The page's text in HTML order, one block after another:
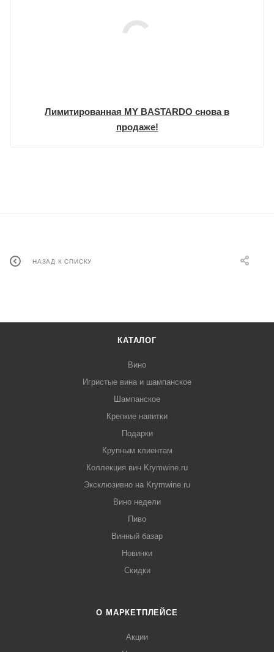
Лимитированная MY BASTARDO снова в
продаже!
НАЗАД К СПИСКУ
КАТАЛОГ
Вино
Игристые вина и шампанское
Шампанское
Крепкие напитки
Подарки
Крупным клиентам
Коллекция вин Krymwine.ru
Эксклюзивно на Krymwine.ru
Вино недели
Пиво
Винный базар
Новинки
Скидки
О МАРКЕТПЛЕЙСЕ
Акции